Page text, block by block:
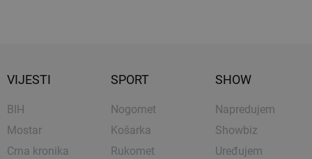
VIJESTI
BIH
Mostar
Crna kronika
SPORT
Nogomet
Košarka
Rukomet
SHOW
Napredujem
Showbiz
Uređujem